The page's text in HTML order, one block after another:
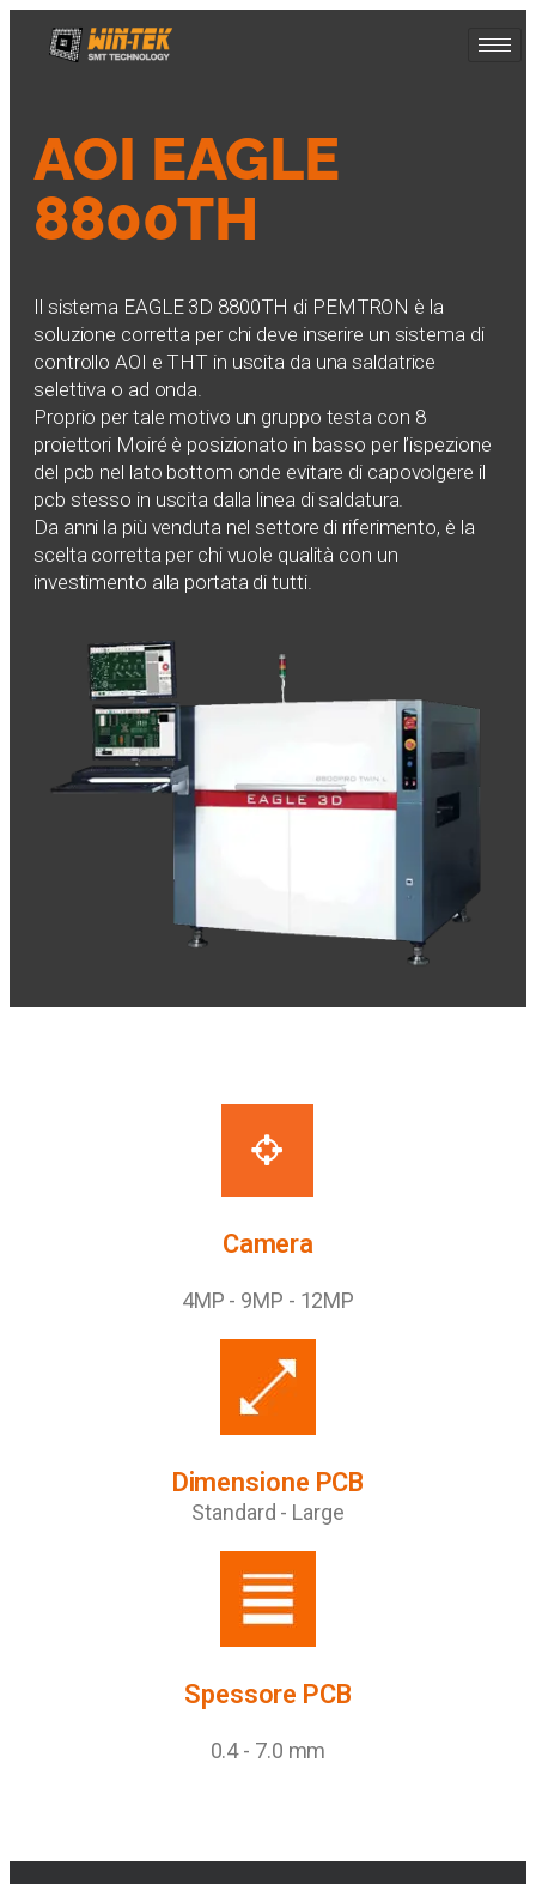
AOI EAGLE
8800TH
Il sistema EAGLE 3D 8800TH di PEMTRON è la
soluzione corretta per chi deve inserire un sistema di
controllo AOI e THT in uscita da una saldatrice
selettiva o ad onda.
Proprio per tale motivo un gruppo testa con 8
proiettori Moiré è posizionato in basso per l’ispezione
del pcb nel lato bottom onde evitare di capovolgere il
pcb stesso in uscita dalla linea di saldatura.
Da anni la più venduta nel settore di riferimento, è la
scelta corretta per chi vuole qualità con un
investimento alla portata di tutti.
Camera
4MP - 9MP - 12MP
Dimensione PCB
Standard - Large
Spessore PCB
0.4 - 7.0 mm